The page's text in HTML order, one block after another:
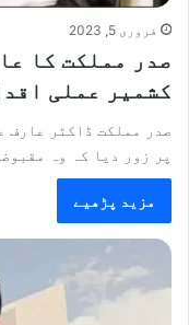
فروری 5, 2023
صدر مملکت کا
کشمیر عملی
صدر مملکت ڈاکٹر عارف
پر زور دیا کہ وہ
مزید پڑھیے